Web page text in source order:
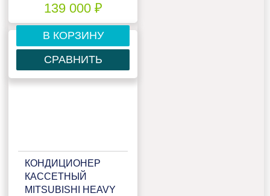
S/SRC50ZSX-S
139 000 ₽
В КОРЗИНУ
СРАВНИТЬ
КОНДИЦИОНЕР
КАССЕТНЫЙ
MITSUBISHI HEAVY